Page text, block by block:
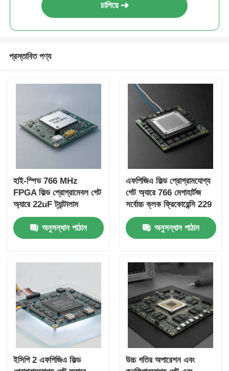
চালিয়ে
প্রস্তাবিত পণ্য
হাই-স্পিড 766 MHz
FPGA ফিল্ড প্রোগ্রামেবল গেট
অ্যারে 22uF ট্যান্টালাম
ক্যাপাসিটর এবং 6
মাইক্রোসেকেন্ড সেটলিং টাইম
অনুসন্ধান পাঠান
এফপিজিএ ফিল্ড প্রোগ্রামযোগ্য
গেট অ্যারে 766 মেগাহার্টজ
সর্বোচ্চ ক্লক ফ্রিকোয়েন্সি 229
কেবিট বিতরণ র্যাম এবং 2-ওয়্যার
আই 2 সি ইন্টারফেস
অনুসন্ধান পাঠান
ইসিপি 2 এফপিজিএ ফিল্ড
উচ্চ গতির অপারেশন এবং